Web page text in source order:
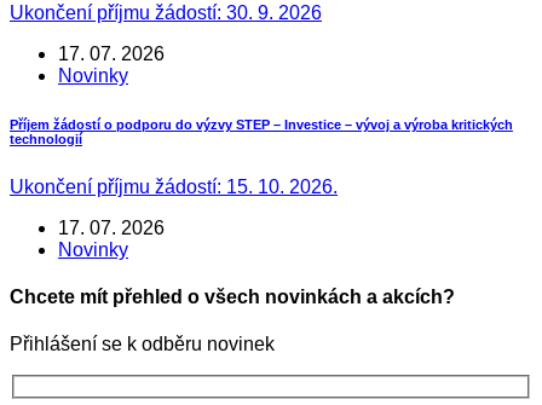
Ukončení příjmu žádostí: 30. 9. 2026
17. 07. 2026
Novinky
Příjem žádostí o podporu do výzvy STEP – Investice – vývoj a výroba kritických
technologií
Ukončení příjmu žádostí: 15. 10. 2026.
17. 07. 2026
Novinky
Chcete mít přehled o všech novinkách a akcích?
Přihlášení se k odběru novinek